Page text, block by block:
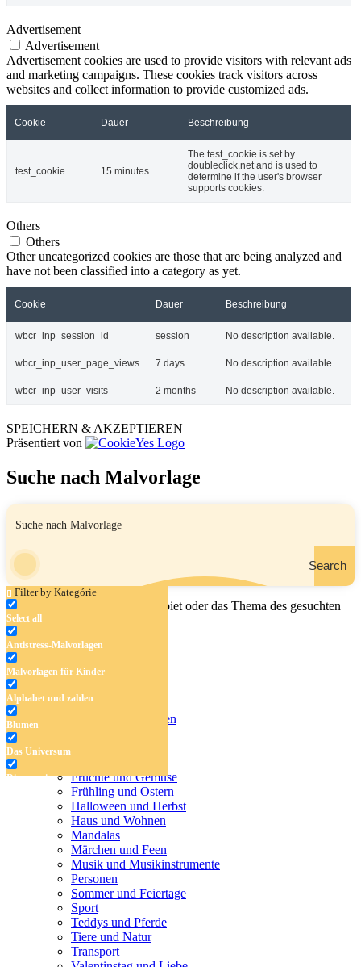
Advertisement
Advertisement
Advertisement cookies are used to provide visitors with relevant ads
and marketing campaigns. These cookies track visitors across
websites and collect information to provide customized ads.
Cookie Dauer Beschreibung
test_cookie 15 minutes
The test_cookie is set by
doubleclick.net and is used to
determine if the user's browser
supports cookies.
Others
Others
Other uncategorized cookies are those that are being analyzed and
have not been classified into a category as yet.
Cookie Dauer Beschreibung
wbcr_inp_session_id session No description available.
wbcr_inp_user_page_views 7 days No description available.
wbcr_inp_user_visits 2 months No description available.
SPEICHERN & AKZEPTIEREN
Präsentiert von
Suche nach Malvorlage
Search
Filter by Kategórie
Select all
Antistress-Malvorlagen
Malvorlagen für Kinder
Alphabet und zahlen
Blumen
Das Universum
Dinosaurier
Früchte und Gemüse
Frühling und Ostern
Halloween und Herbst
Haus und Wohnen
Märchen und Feen
Musik und Musikinstrumente
Geben Sie den Namen, das Gebiet oder das Thema des gesuchten
Malbuchs ein.
Malvorlagen für Kinder
Alphabet und zahlen
Früchte und Gemüse
Frühling und Ostern
Halloween und Herbst
Haus und Wohnen
Mandalas
Märchen und Feen
Musik und Musikinstrumente
Personen
Sommer und Feiertage
Sport
Teddys und Pferde
Tiere und Natur
Transport